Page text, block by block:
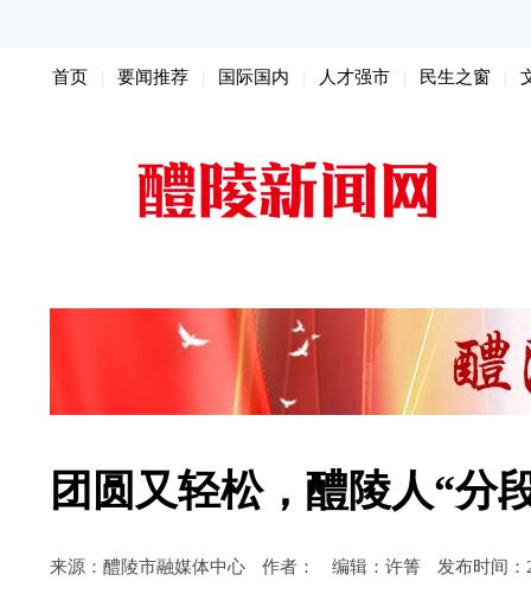
首页 要闻推荐 国际国内 人才强市 民生之窗
团圆又轻松，醴陵人“分
来源：醴陵市融媒体中心 作者： 编辑：许箐 发布时间：